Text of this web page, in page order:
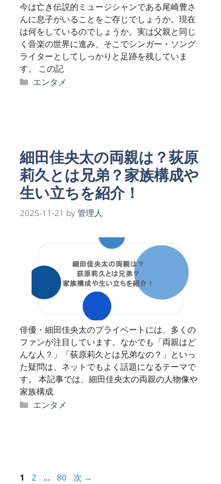
今は亡き伝説的ミュージシャンである尾崎豊さ
んに息子がいることをご存じでしょうか。現在
は何をしているのでしょうか。実は父親と同じ
く音楽の世界に進み、そこでシンガー・ソング
ライターとしてしっかりと足跡を残していま
す。 この記
カ
エンタメ
細田佳央太の両親は？荻原
莉久とは兄弟？家族構成や
生い立ちを紹介！
2025-11-21 by管理人
俳優・細田佳央太のプライベートには、多くの
ファンが注目しています。なかでも「両親はど
んな人？」「荻原莉久とは兄弟なの？」といっ
た疑問は、ネットでもよく話題になるテーマで
す。 本記事では、細田佳央太の両親の人物像や
家族構成
カ
エンタメ
ペ
1
ペ
2 …
ペ
80 次 →